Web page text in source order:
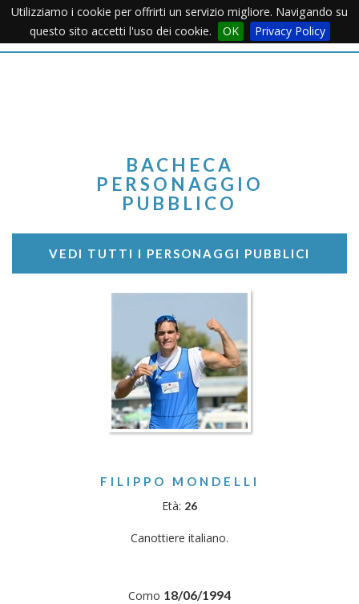
Utilizziamo i cookie per offrirti un servizio migliore. Navigando su
questo sito accetti l'uso dei cookie.
OK Privacy PolicyMenu
BACHECA
PERSONAGGIO
PUBBLICO
VEDI TUTTI I PERSONAGGI PUBBLICI
FILIPPO MONDELLI
Età: 26
Canottiere italiano.
Como 18/06/1994